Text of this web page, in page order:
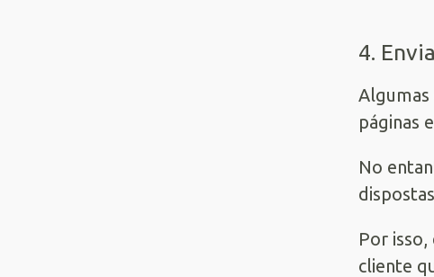
4.
Algumas
páginas
No
Por
cliente